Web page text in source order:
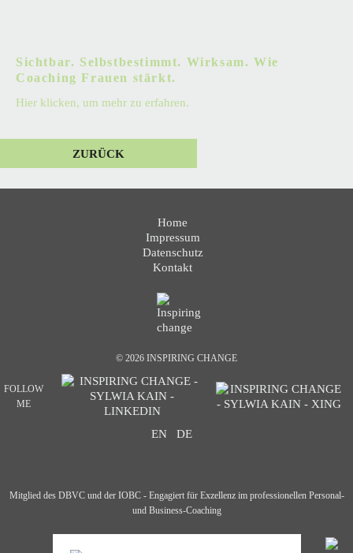
Sichtbar. Selbstbestimmt. Wirksam. Wie
Coaching Frauen stärkt.
Hier klicken, um mehr zu erfahren.
ZURÜCK
Navigation überspringen
Home
Impressum
Datenschutz
Kontakt
© 2026 INSPIRING CHANGE
FOLLOW
ME
EN DE
Mitglied des DBVC und der IOBC - Engagiert für Exzellenz im professionellen Personal-
und Business-Coaching